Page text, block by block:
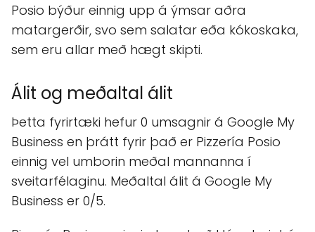
Posio býður einnig upp á ýmsar aðra
matargerðir, svo sem salatar eða kókoskaka,
sem eru allar með hægt skipti.
Álit og meðaltal álit
Þetta fyrirtæki hefur 0 umsagnir á Google My
Business en þrátt fyrir það er Pizzería Posio
einnig vel umborin meðal mannanna í
sveitarfélaginu. Meðaltal álit á Google My
Business er 0/5.